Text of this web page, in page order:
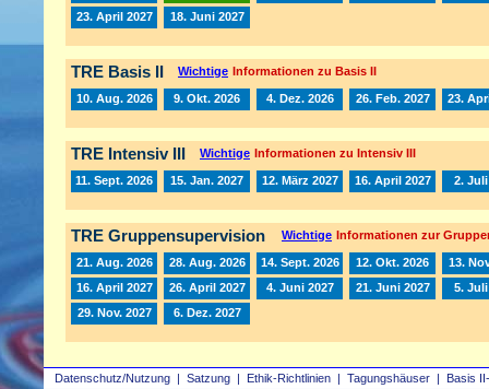
Datenschutz/Nutzung | Satzung | Ethik-Richtlinien | Tagungshäuser | Basis
23. April 2027
18. Juni 2027
TRE Basis II Wichtige Informationen zu Basis II
10. Aug. 2026 9. Okt. 2026 4. Dez. 2026 26. Feb. 2027 23.
TRE Intensiv III Wichtige Informationen zu Intensiv III
11. Sept. 2026 15. Jan. 2027 12. März 2027 16. April 2027 2. Juli
TRE Gruppensupervision Wichtige Informationen zur
21. Aug. 2026 28. Aug. 2026 14. Sept. 2026 12. Okt. 2026
13.
16. April 2027
26. April 2027 4. Juni 2027 21. Juni 2027
5. Juli
29. Nov. 2027
6. Dez. 2027